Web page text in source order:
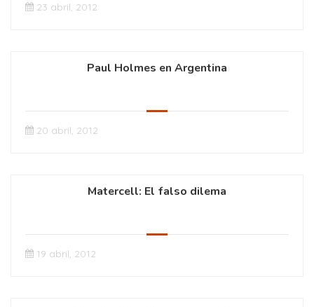
23 abril, 2012
Paul Holmes en Argentina
20 abril, 2012
Matercell: El falso dilema
19 abril, 2012